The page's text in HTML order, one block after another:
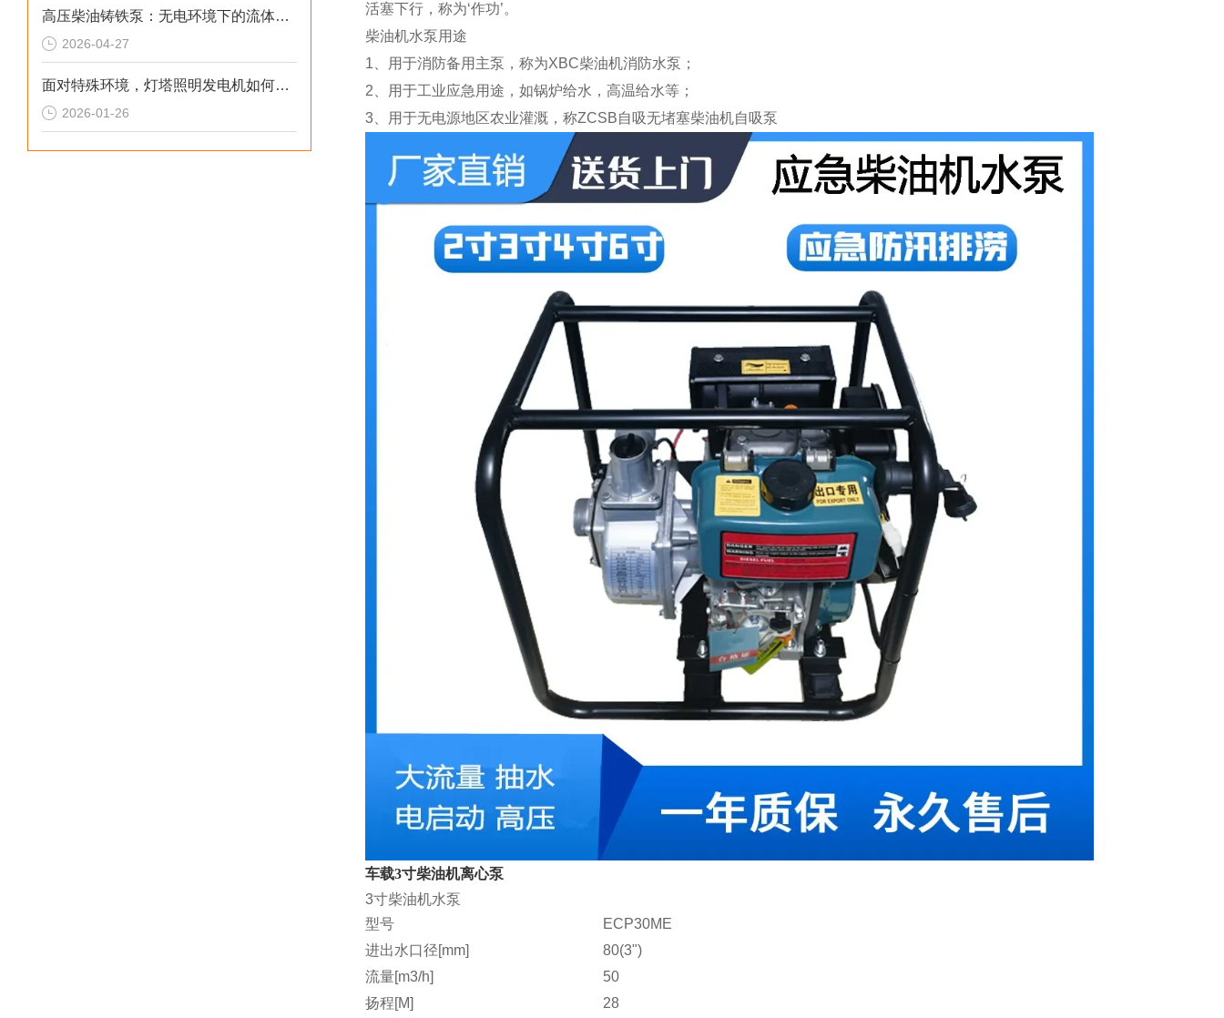
高压柴油铸铁泵：无电环境下的流体输送重器
2026-04-27
面对特殊环境，灯塔照明发电机如何确保稳定运行
2026-01-26
活塞下行，称为‘作功’。
柴油机水泵用途
1、用于消防备用主泵，称为XBC柴油机消防水泵；
2、用于工业应急用途，如锅炉给水，高温给水等；
3、用于无电源地区农业灌溉，称ZCSB自吸无堵塞柴油机自吸泵
车载3寸柴油机离心泵
3寸柴油机水泵
型号
ECP30ME
进出水口径[mm]
80(3")
流量[m3/h]
50
扬程[M]
28